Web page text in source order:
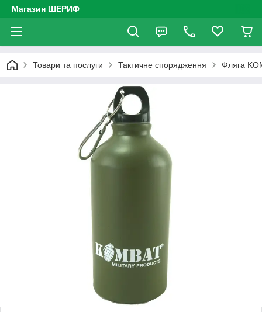
Магазин ШЕРИФ
Товари та послуги Тактичне спорядження Фляга